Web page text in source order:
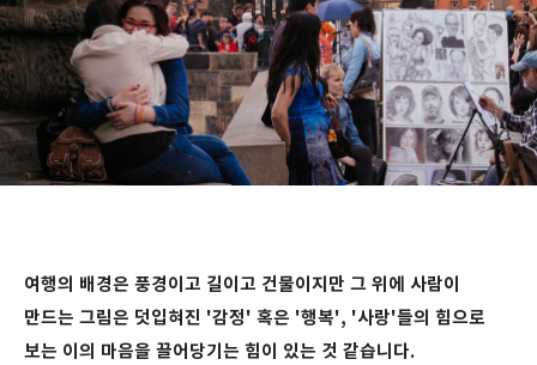
여행의 배경은 풍경이고 길이고 건물이지만 그 위에 사람이
만드는 그림은 덧입혀진 '감정' 혹은 '행복', '사랑'들의 힘으로
보는 이의 마음을 끌어당기는 힘이 있는 것 같습니다.